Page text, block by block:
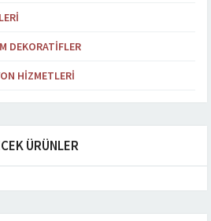
DEKORATIFLER
HIZMETLERI
ÜRÜNLER